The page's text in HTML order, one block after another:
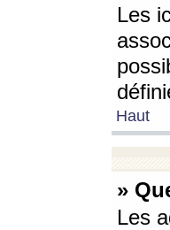
Les
Haut
»
Les